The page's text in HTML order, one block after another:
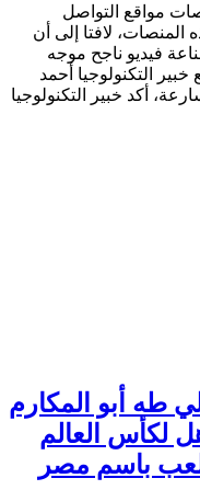
مواقع التواصل
المنصات، لافتا إلى أن
فيديو ناجح موجه
التكنولوجيا أحمد
أكد خبير التكنولوجيا
طه أبو المكارم
لكأس العالم
باسم مصر